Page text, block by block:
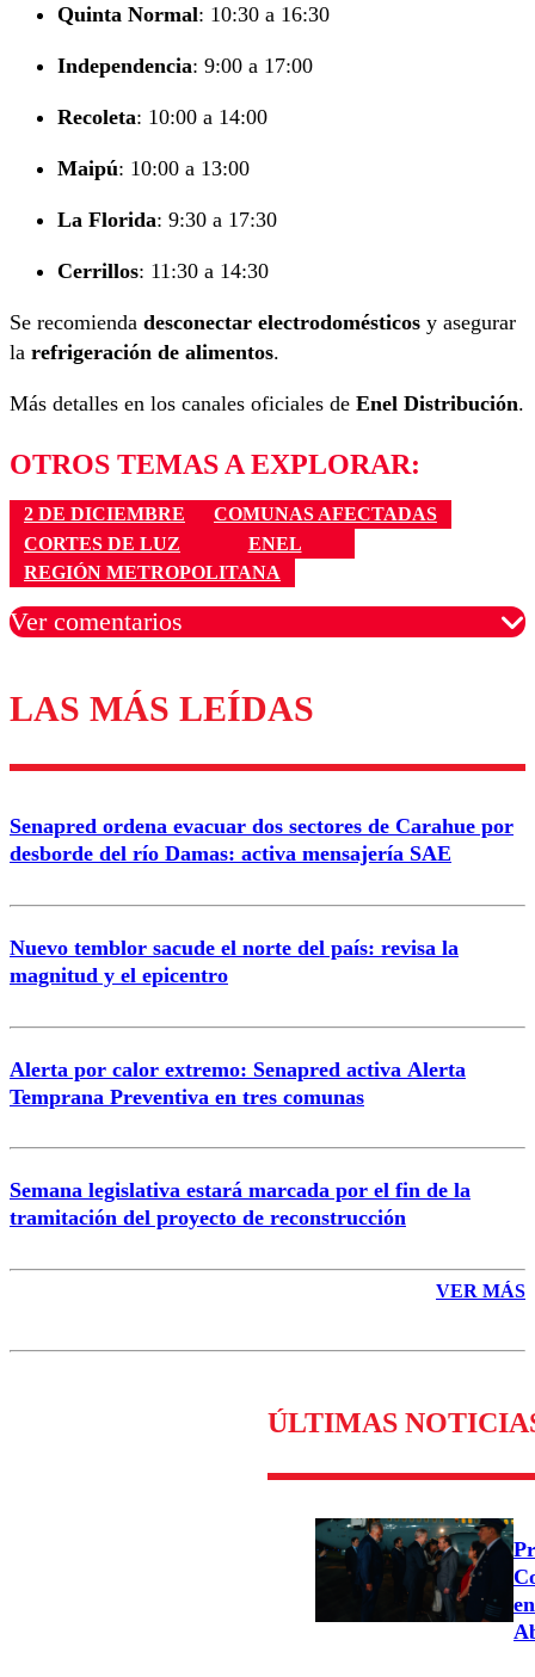
Quinta Normal: 10:30 a 16:30
Independencia: 9:00 a 17:00
Recoleta: 10:00 a 14:00
Maipú: 10:00 a 13:00
La Florida: 9:30 a 17:30
Cerrillos: 11:30 a 14:30
Se recomienda desconectar electrodomésticos y asegurar
la refrigeración de alimentos.
Más detalles en los canales oficiales de Enel Distribución.
OTROS TEMAS A EXPLORAR:
2 DE DICIEMBRE
COMUNAS AFECTADAS
CORTES DE LUZ
ENEL
REGIÓN METROPOLITANA
Ver comentarios
Los comentarios son moderados para garantizar un
diálogo respetuoso.
Correo
LAS MÁS LEÍDAS
Senapred ordena evacuar dos sectores de Carahue por
desborde del río Damas: activa mensajería SAE
Nuevo temblor sacude el norte del país: revisa la
magnitud y el epicentro
Alerta por calor extremo: Senapred activa Alerta
Temprana Preventiva en tres comunas
Semana legislativa estará marcada por el fin de la
tramitación del proyecto de reconstrucción
VER MÁS
ÚLTIMAS